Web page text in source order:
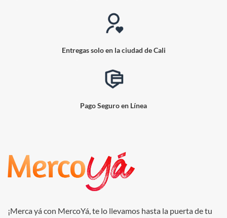
Entregas solo en la ciudad de Cali
Pago Seguro en Línea
¡Merca yá con MercoYá, te lo llevamos hasta la puerta de tu